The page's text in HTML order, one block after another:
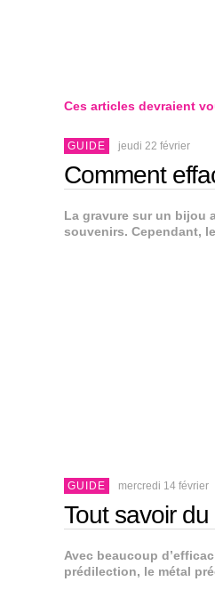
Ces articles devraient
GUIDE jeudi 22 février
Comment
La gravure sur un bijou
souvenirs. Cependant,
GUIDE mercredi 14 février
Tout savoir
Avec beaucoup
prédilection, le métal